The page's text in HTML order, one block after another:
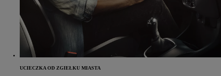
UCIECZKA OD ZGIEŁKU MIASTA